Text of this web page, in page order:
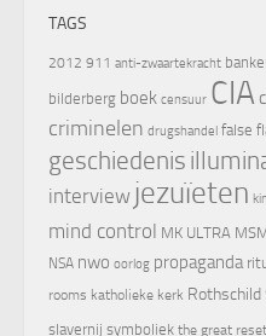
TAGS
2012 911 anti-zwaartekracht
bilderberg boek censuur CIA
criminelen drugshandel false
geschiedenis
interview jezuïeten
mind control MK ULTRA
NSA nwo oorlog propaganda
rooms katholieke kerk Rothschild
slavernij symboliek the great reset